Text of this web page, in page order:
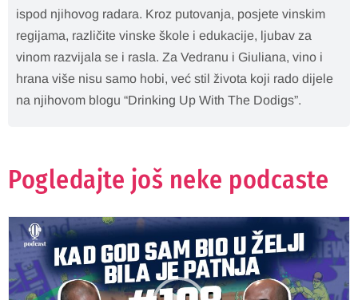
ispod njihovog radara. Kroz putovanja, posjete vinskim
regijama, različite vinske škole i edukacije, ljubav za
vinom razvijala se i rasla. Za Vedranu i Giuliana, vino i
hrana više nisu samo hobi, već stil života koji rado dijele
na njihovom blogu “Drinking Up With The Dodigs”.
Pogledajte još neke podcaste